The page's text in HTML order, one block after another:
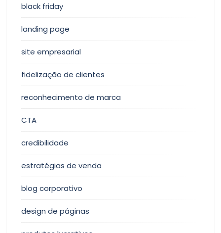
black friday
landing page
site empresarial
fidelização de clientes
reconhecimento de marca
CTA
credibilidade
estratégias de venda
blog corporativo
design de páginas